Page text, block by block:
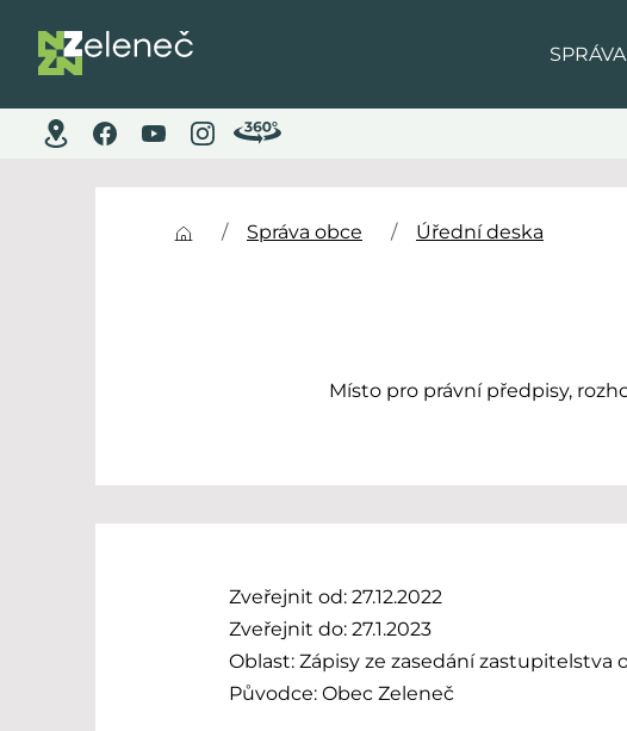
Správa obce Úřední deska
Místo pro právní předpisy,
Zveřejnit od: 27.12.2022
Zveřejnit do: 27.1.2023
Oblast: Zápisy ze zasedání zastupitelstva
Původce: Obec Zeleneč